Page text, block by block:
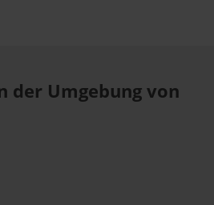
der Umgebung von